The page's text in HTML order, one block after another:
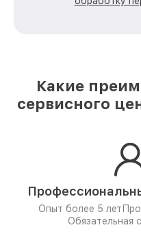
Какие
сервисного
Опыт более 5 лет
Обязательная